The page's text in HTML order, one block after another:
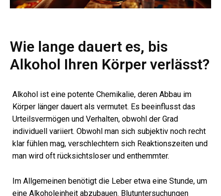
Wie lange dauert es, bis
Alkohol Ihren Körper verlässt?
Alkohol ist eine potente Chemikalie, deren Abbau im
Körper länger dauert als vermutet. Es beeinflusst das
Urteilsvermögen und Verhalten, obwohl der Grad
individuell variiert. Obwohl man sich subjektiv noch recht
klar fühlen mag, verschlechtern sich Reaktionszeiten und
man wird oft rücksichtsloser und enthemmter.
Im Allgemeinen benötigt die Leber etwa eine Stunde, um
eine Alkoholeinheit abzubauen. Blutuntersuchungen